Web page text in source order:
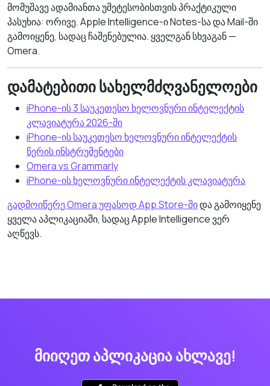
მომუშავე ადამიანთა უმეტესობისთვის პრაქტიკული
პასუხია: ორივე. Apple Intelligence-ი Notes-სა და Mail-ში
გამოიყენე, სადაც ჩაშენებულია. ყველგან სხვაგან —
Omera.
დამატებითი სახელმძღვანელოები
iPhone-ის 3 საუკეთესო ხელოვნური ინტელექტის
კლავიატურა 2026-ში
iPhone-ის საუკეთესო ხელოვნური ინტელექტის
წერის ინსტრუმენტები
Omera vs Grammarly
iPhone-ის ხელოვნური ინტელექტის კლავიატურა
გადმოიწერე Omera უფასოდ App Store-შიდა გამოიყენე
ყველა აპლიკაციაში, სადაც Apple Intelligence ვერ
აღწევს.
მიიღეთ აპლიკაცია ახლავე!